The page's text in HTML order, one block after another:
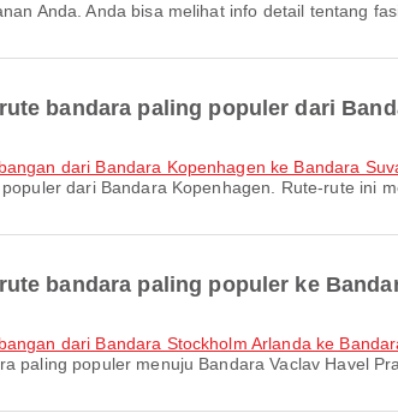
Anda. Anda bisa melihat info detail tentang
bandara paling populer dari
dari Bandara Kopenhagen ke Bandara
dari Bandara Kopenhagen. Rute-rute ini
bandara paling populer ke
dari Bandara Stockholm Arlanda ke
paling populer menuju Bandara Vaclav Havel